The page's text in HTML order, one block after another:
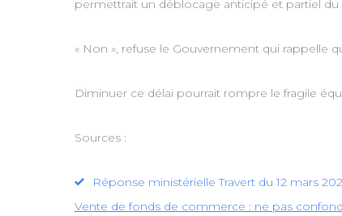
permettrait un déblocage anticipé et partiel du
« Non », refuse le Gouvernement qui rappelle
Diminuer ce délai pourrait rompre le fragile
Sources :
Réponse ministérielle Travert du 12 mars
Vente de fonds de commerce : ne pas